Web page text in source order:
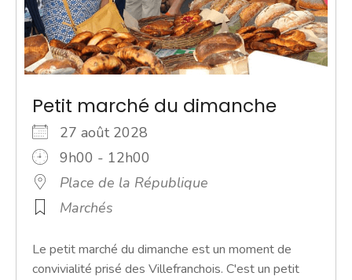
Petit marché du dimanche
27 août 2028
9h00 - 12h00
Place de la République
Marchés
Le petit marché du dimanche est un moment de
convivialité prisé des Villefranchois. C'est un petit